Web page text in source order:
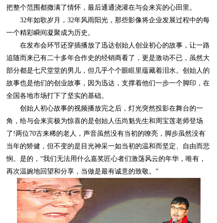
把整个范围都撒满了情怀，最后通通浇灌在与会来宾的心田里。
一个精彩瞬间凝聚成为历史。
全国各地市场打下了坚实的基础。
再次温婉地回望和分享，当做是最有诚意的致敬。”